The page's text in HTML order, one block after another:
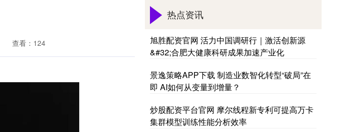
查看：124
热点资讯
旭胜配资官网 活力中国调研行｜激活创新源
&#32;合肥大健康科研成果加速产业化
景逸策略APP下载 制造业数智化转型“破局”在
即 AI如何从变量到增量？
炒股配资平台官网 摩尔线程新专利可提高万卡
集群模型训练性能分析效率